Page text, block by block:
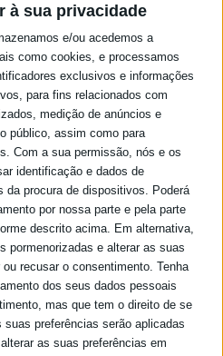
à sua privacidade
e/ou acedemos a
como cookies, e processamos
exclusivos e informações
para fins relacionados com
medição de anúncios e
público, assim como para
Com a sua permissão, nós e os
identificação e dados de
da procura de dispositivos. Poderá
por nossa parte e pela parte
descrito acima. Em alternativa,
pormenorizadas e alterar as suas
recusar o consentimento. Tenha
dos seus dados pessoais
mas que tem o direito de se
preferências serão aplicadas
as suas preferências em
para além de toda a
em Portugal. É produzido e
Canadá e traz diversidade na
os artistas consagrados pelo